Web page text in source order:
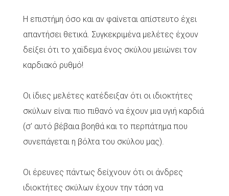
Η επιστήμη όσο και αν φαίνεται απίστευτο έχει
απαντήσει θετικά. Συγκεκριμένα μελέτες έχουν
δείξει ότι το χαϊδεμα ένος σκύλου μειώνει τον
καρδιακό ρυθμό!
Οι ίδιες μελέτες κατέδειξαν ότι οι ιδιοκτήτες
σκύλων είναι πιο πιθανό να έχουν μια υγιή καρδιά
(σ’ αυτό βέβαια βοηθά και το περπάτημα που
συνεπάγεται η βόλτα του σκύλου μας).
Οι έρευνες πάντως δείχνουν ότι οι άνδρες
ιδιοκτήτες σκύλων έχουν την τάση να